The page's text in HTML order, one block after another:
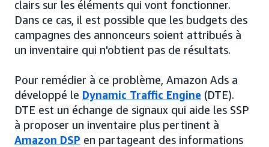
clairs sur les éléments qui vont fonctionner.
Dans ce cas, il est possible que les budgets des
campagnes des annonceurs soient attribués à
un inventaire qui n'obtient pas de résultats.
Pour remédier à ce problème, Amazon Ads a
développé le Dynamic Traffic Engine (DTE).
DTE est un échange de signaux qui aide les SSP
à proposer un inventaire plus pertinent à
Amazon DSP en partageant des informations